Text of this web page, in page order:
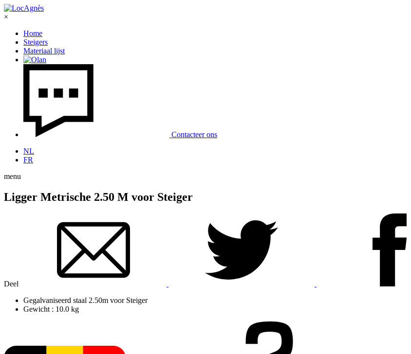
×
Home
Steigers
Materiaal lijst
Contacteer ons
NL
FR
menu
Ligger Metrische 2.50 M voor Steiger
Deel
Gegalvaniseerd staal 2.50m voor Steiger
Gewicht : 10.0 kg